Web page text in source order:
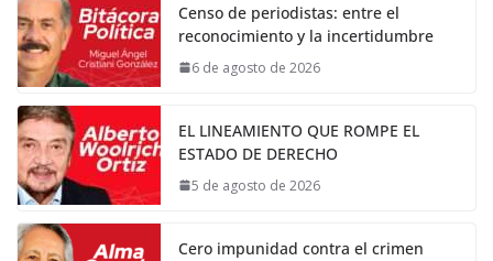
Censo de periodistas: entre el
reconocimiento y la incertidumbre
6 de agosto de 2026
EL LINEAMIENTO QUE ROMPE EL
ESTADO DE DERECHO
5 de agosto de 2026
Cero impunidad contra el crimen